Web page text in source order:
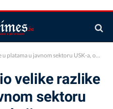
javnom sektoru USK-a, oštra reakcija prosvjetara
velike razlike
sektoru